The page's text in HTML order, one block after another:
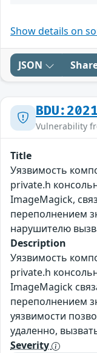
Show details on
JSON
Vulnerability
Title
Уязвимость
private.h
ImageMagick,
переполнением
нарушителю
Description
Уязвимость
private.h
ImageMagick
переполнением
уязвимости
удаленно,
Severity